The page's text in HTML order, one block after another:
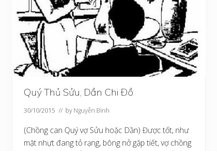
Quý Thủ Sửu, Dần Chi Đồ
30/10/2015 // by Nguyễn Bình
(Chồng can Quý vợ Sửu hoặc Dần) Được tốt, như
mặt nhựt đang tỏ rạng, bông nở gặp tiết, vợ chồng